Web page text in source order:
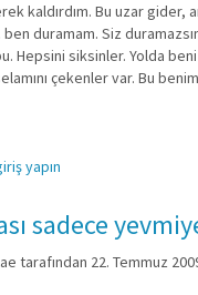
kaldırdım. Bu uzar gider,
duramam. Siz
Hepsini siksinler. Yolda
çekenler var. Bu
yapın
sadece
tarafından 22. Temmuz